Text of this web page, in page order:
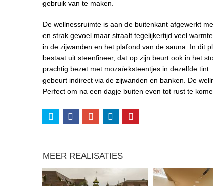
gebruik van te maken.
De wellnessruimte is aan de buitenkant afgewerkt
en strak gevoel maar straalt tegelijkertijd veel
in de zijwanden en het plafond van de sauna. In dit
bestaat uit steenfineer, dat op zijn beurt ook in het
prachtig bezet met mozaïeksteentjes in dezelfde
gebeurt indirect via de zijwanden en banken. De
Perfect om na een dagje buiten even tot rust te
MEER REALISATIES